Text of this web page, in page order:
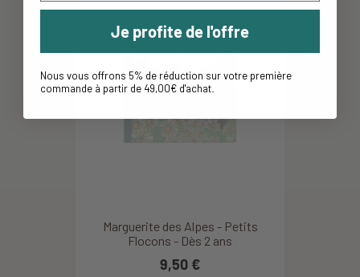
Marguerite des Alpes - Petits
Flocons - Dès 2 ans
9,50 €
Je profite de l'offre
Nous vous offrons 5% de réduction sur votre première
commande à partir de 49,00€ d'achat